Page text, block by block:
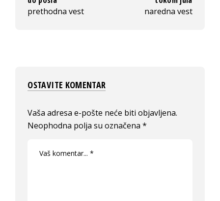
prethodna vest
naredna vest
OSTAVITE KOMENTAR
Vaša adresa e-pošte neće biti objavljena.
Neophodna polja su označena*